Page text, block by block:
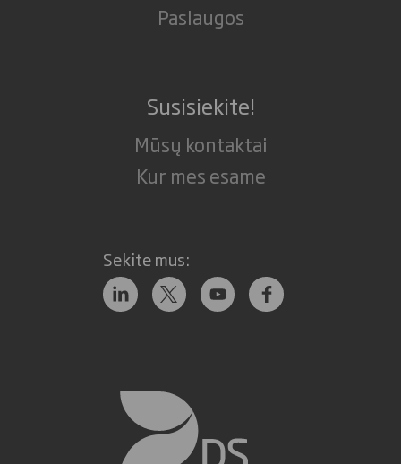
Paslaugos
Susisiekite!
Mūsų kontaktai
Kur mes esame
Sekite mus: